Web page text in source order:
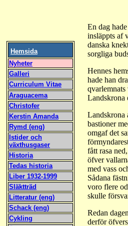
En dag
insläppts af
danska
sorgliga
Hennes
hade han
Landskrona
Landskrona
bastioner
omgaf det
fått rasa
öfver
med vass
Sådana
voro flere
skulle
Redan
derför
Hemsida
Nyheter
Galleri
Curriculum Vitae
Araguacema
Christofer
Kerstin Amanda
Rymd (eng)
Istider och
växthusgaser
Historia
Tedas historia
Liber 1932-1999
Släktträd
Litteratur (eng)
Schack (eng)
Cykling